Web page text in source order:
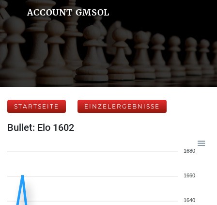
ACCOUNT GMSOL
STARTSEITE EINZELERGEBNISSE
Bullet: Elo 1602
1680
1660
1640